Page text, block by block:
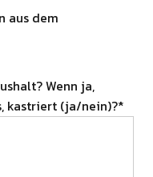
aus dem
Wenn ja,
kastriert (ja/nein)?*